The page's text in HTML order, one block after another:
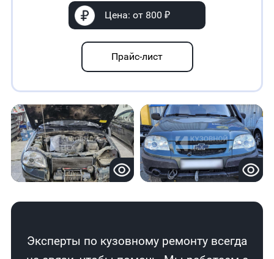
Цена: от 800 ₽
Прайс-лист
Эксперты по кузовному ремонту всегда